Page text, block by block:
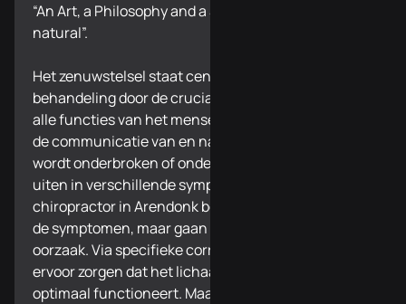
“An Art, a Philosophy and a Science of all things
natural”.
Het zenuwstelsel staat centraal in onze
behandeling door de cruciale rol dat het speelt in
alle functies van het menselijk lichaam. Wanneer
de communicatie van en naar het zenuwstelsel
wordt onderbroken of onder druk staat, kan dit zich
uiten in verschillende symptomen. Bij uw
chiropractor in Arendonk bestrijden we niet enkel
de symptomen, maar gaan we opzoek naar de
oorzaak. Via specifieke correcties kunnen we
ervoor zorgen dat het lichaam herstelt en terug
optimaal functioneert. Maak vandaag nog een